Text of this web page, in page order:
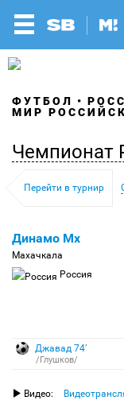
ФУТБОЛ
МИР
Чемпионат
Перейти в турнир
Динамо Мх
Махачкала
Россия
Джавад 74′
/Глушков/
Видео: